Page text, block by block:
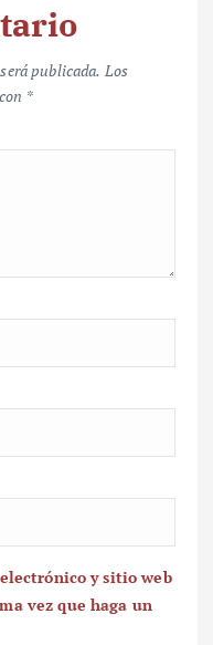
publicada. Los
*
y sitio web
vez que haga un